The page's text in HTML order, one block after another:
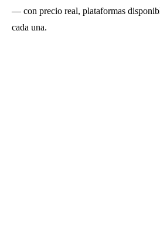
— con precio real, plataformas
cada una.